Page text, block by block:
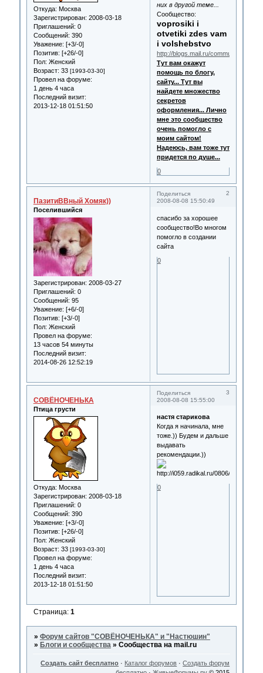
Откуда: Москва
Зарегистрирован: 2008-03-18
Приглашений: 0
Сообщений: 390
Уважение: [+3/-0]
Позитив: [+26/-0]
Пол: Женский
Возраст: 33 [1993-03-30]
Провел на форуме:
1 день 4 часа
Последний визит:
2013-12-18 01:51:50
них в другой теме...
Сообщество:
voprosiki i
otvetiki zdes vam
i volshebstvo
http://blogs.mail.ru/community/
Тут вам окажут
помощь по блогу,
сайту... Тут вы
найдете множество
секретов
оформления... Лично
мне это сообщество
очень помогло с
моим сайтом!
Надеюсь, вам тоже тут
придется по душе...
0
Поделиться
2
2008-08-08 15:50:49
ПазитиВВный Хомяк))
Поселившийся
Зарегистрирован: 2008-03-27
Приглашений: 0
Сообщений: 95
Уважение: [+6/-0]
Позитив: [+3/-0]
Пол: Женский
Провел на форуме:
13 часов 54 минуты
Последний визит:
2014-08-26 12:52:19
спасибо за хорошее
сообщество!Во многом
помогло в создании
сайта
0
Поделиться
3
2008-08-08 15:55:00
СОВЁНОЧЕНЬКА
Птица грусти
Откуда: Москва
Зарегистрирован: 2008-03-18
Приглашений: 0
Сообщений: 390
Уважение: [+3/-0]
Позитив: [+26/-0]
Пол: Женский
Возраст: 33 [1993-03-30]
Провел на форуме:
1 день 4 часа
Последний визит:
2013-12-18 01:51:50
настя старикова
Когда я начинала, мне
тоже.)) Будем и дальше
выдавать
рекомендации.))
0
Страница: 1
» Форум сайтов "СОВЁНОЧЕНЬКА" и "Настюшин"
» Блоги и сообщества » Сообщества на mail.ru
Создать сайт бесплатно · Каталог форумов ·Создать форум